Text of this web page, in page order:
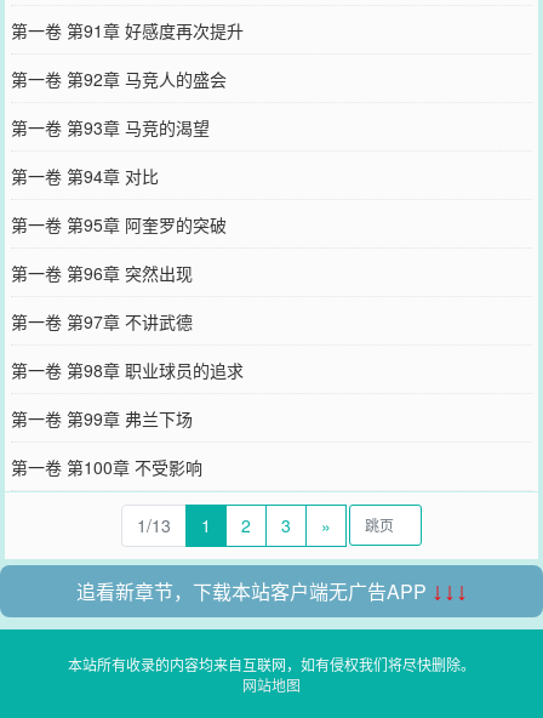
第一卷 第91章 好感度再次提升
第一卷 第92章 马竞人的盛会
第一卷 第93章 马竞的渴望
第一卷 第94章 对比
第一卷 第95章 阿奎罗的突破
第一卷 第96章 突然出现
第一卷 第97章 不讲武德
第一卷 第98章 职业球员的追求
第一卷 第99章 弗兰下场
第一卷 第100章 不受影响
1/13 1 2 3 »
追看新章节，下载本站客户端无广告APP ↓↓↓
本站所有收录的内容均来自互联网，如有侵权我们将尽快删除。
网站地图